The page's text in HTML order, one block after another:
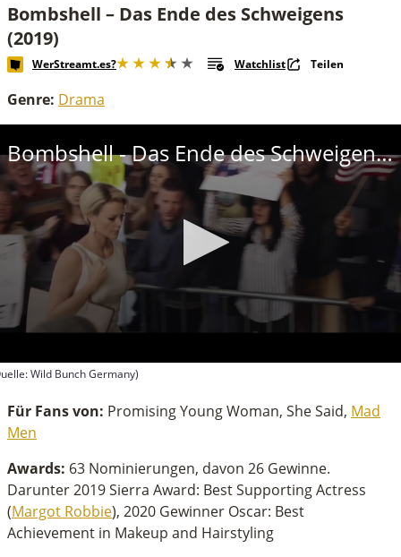
Bombshell – Das Ende des Schweigens
(2019)
WerStreamt.es? Watchlist Teilen
Genre: Drama
Bombshell - Das Ende des Schweigens Trailer
Wild Bunch Germany)
Für Fans von: Promising Young Woman, She Said, Mad
Men
Awards: 63 Nominierungen, davon 26 Gewinne.
Darunter 2019 Sierra Award: Best Supporting Actress
(Margot Robbie), 2020 Gewinner Oscar: Best
Achievement in Makeup and Hairstyling